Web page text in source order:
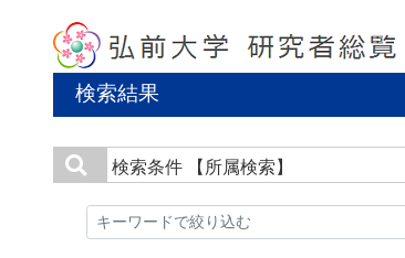
検索結果
検索条件 【所属検索】